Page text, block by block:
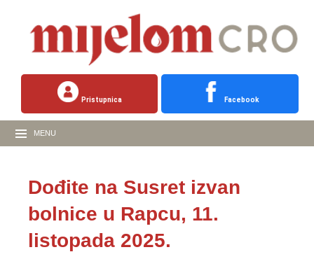
Pristupnica Facebook
MENU
Dođite na Susret izvan
bolnice u Rapcu, 11.
listopada 2025.